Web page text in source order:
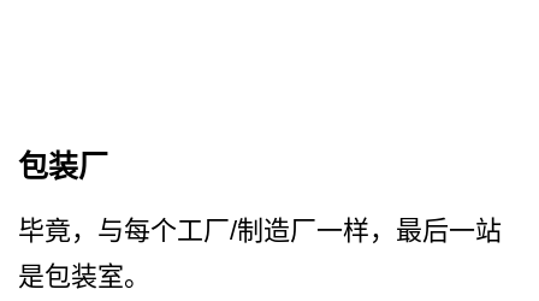
包装厂
毕竟，与每个工厂/制造厂一­样，最后一站
是包装室。